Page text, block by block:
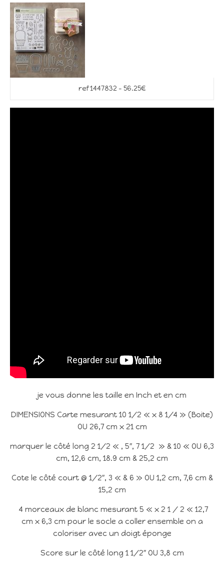
ref 1447832 – 56.25€
je vous donne les taille en Inch et en cm
DIMENSIONS Carte mesurant 10 1/2 « x 8 1/4 » (Boite)
OU 26,7 cm x 21 cm
marquer le côté long 2 1/2 « , 5″, 7 1/2 » & 10 « OU 6,3
cm, 12,6 cm, 18.9 cm & 25,2 cm
Cote le côté court @ 1/2″, 3 « & 6 » OU 1,2 cm, 7,6 cm &
15,2 cm
4 morceaux de blanc mesurant 5 « x 2 1 / 2 « 12,7
cm x 6,3 cm pour le socle a coller ensemble on a
coloriser avec un doigt éponge
Score sur le côté long 1 1/2″ OU 3,8 cm